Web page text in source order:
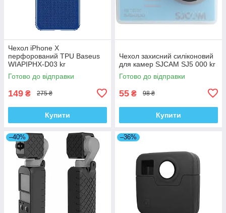
Чехол iPhone X
перфорований TPU Baseus
WIAPIPHX-D03 kr
Готово до відправки
149 ₴ 275 ₴
Купити
Чехол захисний силіконовий
для камер SJCAM SJ5 000 kr
Готово до відправки
55 ₴ 98 ₴
Купити
–40% –36%